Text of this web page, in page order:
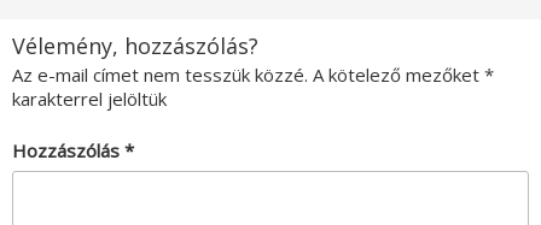
Vélemény, hozzászólás?
Az e-mail címet nem tesszük közzé. A kötelező mezőket *
karakterrel jelöltük
Hozzászólás *